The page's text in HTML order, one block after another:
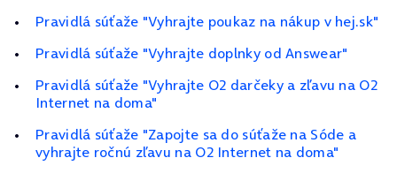
Pravidlá súťaže "Vyhrajte poukaz na nákup v hej.sk"
Pravidlá súťaže "Vyhrajte doplnky od Answear"
Pravidlá súťaže "Vyhrajte O2 darčeky a zľavu na O2
Internet na doma"
Pravidlá súťaže "Zapojte sa do súťaže na Sóde a
vyhrajte ročnú zľavu na O2 Internet na doma"